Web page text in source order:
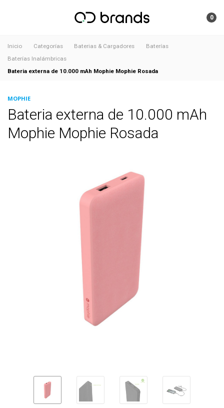
0
Inicio Categorías Baterias & Cargadores
Baterías
Baterías Inalámbricas
Bateria externa de 10.000 mAh Mophie Mophie Rosada
MOPHIE
Bateria externa de 10.000 mAh
Mophie Mophie Rosada